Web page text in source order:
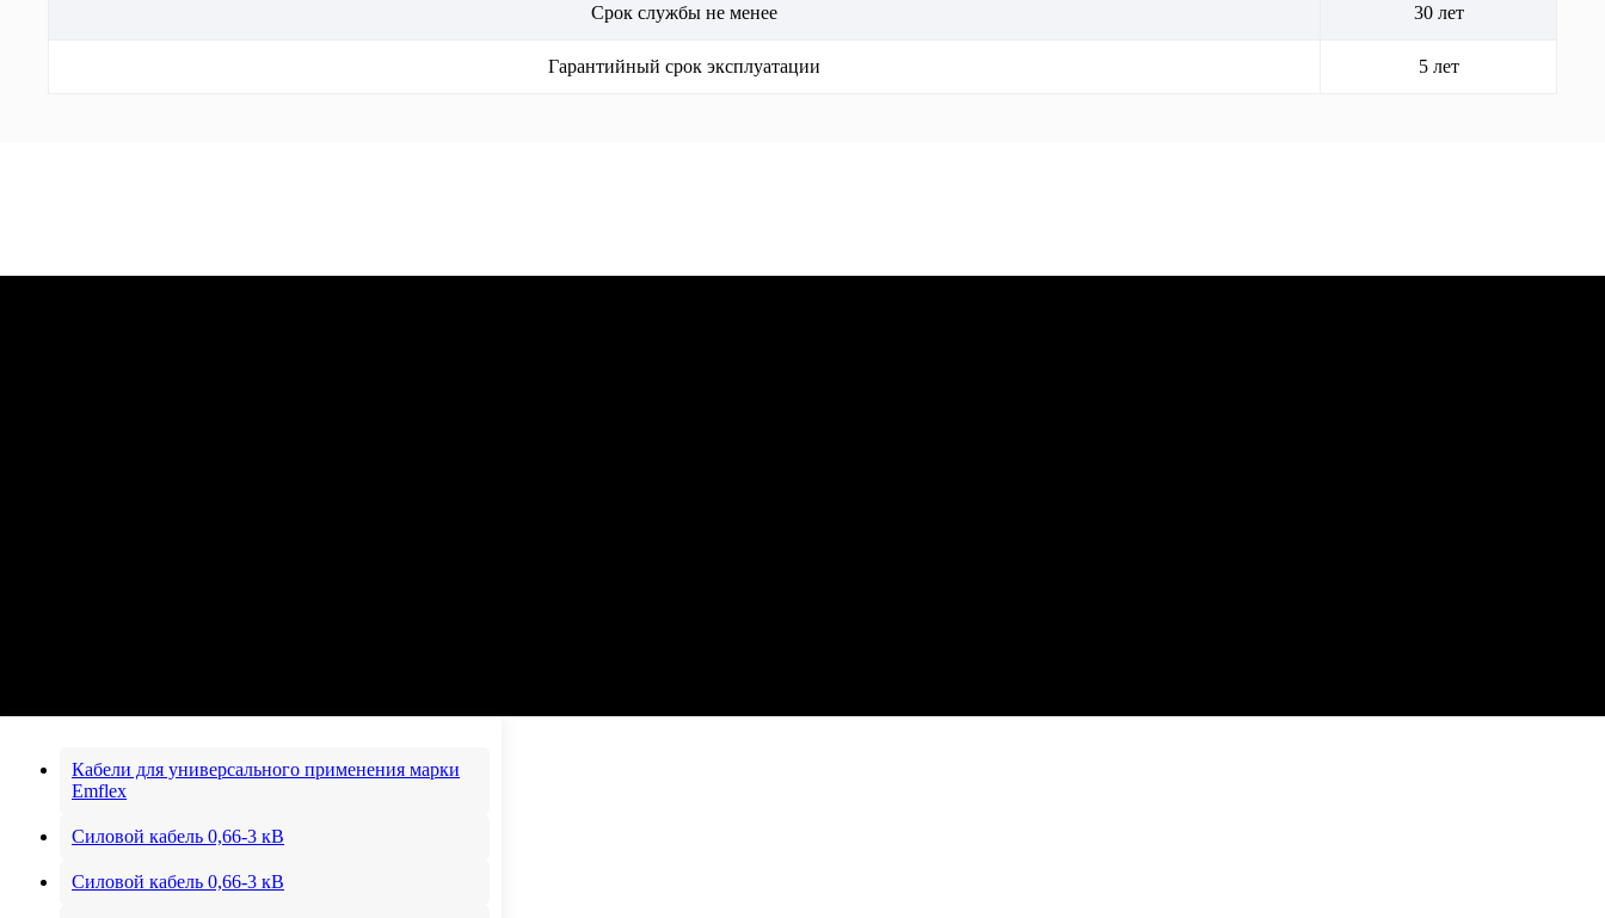
Срок службы не менее 30 лет
Гарантийный срок эксплуатации 5 лет
Кабели для универсального применения марки
Emflex
Силовой кабель 0,66-3 кВ
Силовой кабель 0,66-3 кВ